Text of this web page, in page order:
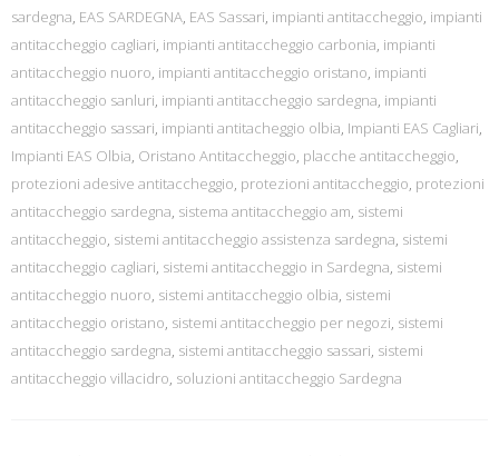
sardegna, EAS SARDEGNA, EAS Sassari, impianti antitaccheggio, impianti
antitaccheggio cagliari, impianti antitaccheggio carbonia, impianti
antitaccheggio nuoro, impianti antitaccheggio oristano, impianti
antitaccheggio sanluri, impianti antitaccheggio sardegna, impianti
antitaccheggio sassari, impianti antitacheggio olbia, Impianti EAS Cagliari,
Impianti EAS Olbia, Oristano Antitaccheggio, placche antitaccheggio,
protezioni adesive antitaccheggio, protezioni antitaccheggio, protezioni
antitaccheggio sardegna, sistema antitaccheggio am, sistemi
antitaccheggio, sistemi antitaccheggio assistenza sardegna, sistemi
antitaccheggio cagliari, sistemi antitaccheggio in Sardegna, sistemi
antitaccheggio nuoro, sistemi antitaccheggio olbia, sistemi
antitaccheggio oristano, sistemi antitaccheggio per negozi, sistemi
antitaccheggio sardegna, sistemi antitaccheggio sassari, sistemi
antitaccheggio villacidro, soluzioni antitaccheggio Sardegna